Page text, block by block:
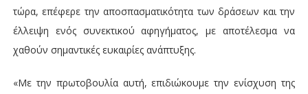
τώρα, επέφερε την αποσπασματικότητα των δράσεων και την
έλλειψη ενός συνεκτικού αφηγήματος, με αποτέλεσμα να
χαθούν σημαντικές ευκαιρίες ανάπτυξης.
«Με την πρωτοβουλία αυτή, επιδιώκουμε την ενίσχυση της